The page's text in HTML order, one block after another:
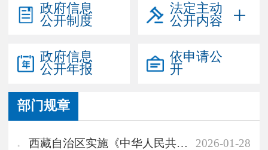
政府信息
公开制度
法定主动
公开内容
政府信息
公开年报
依申请公
开
部门规章
西藏自治区实施《中华人民共和国科学技术进步法》办法 2026-01-28